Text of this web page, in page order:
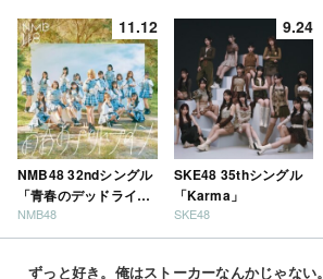
11.12
NMB48 32ndシングル
「青春のデッドライ
ン」
NMB48
9.24
SKE48 35thシングル
「Karma」
SKE48
ずっと好き。俺はストーカーなんかじゃない。